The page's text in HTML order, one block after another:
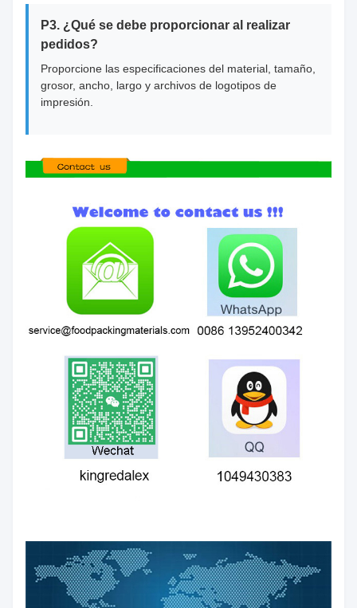
P3. ¿Qué se debe proporcionar al realizar
pedidos?
Proporcione las especificaciones del material, tamaño,
grosor, ancho, largo y archivos de logotipos de
impresión.